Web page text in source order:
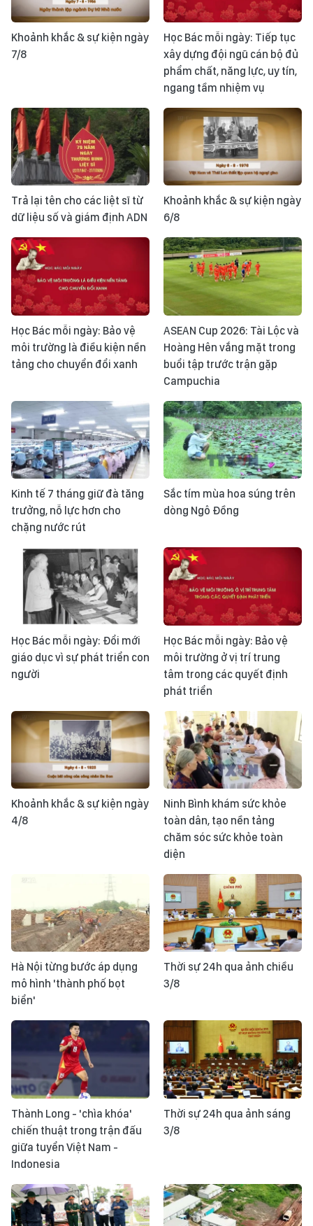
Khoảnh khắc & sự kiện ngày
7/8
Học Bác mỗi ngày: Tiếp tục
xây dựng đội ngũ cán bộ đủ
phẩm chất, năng lực, uy tín,
ngang tầm nhiệm vụ
Trả lại tên cho các liệt sĩ từ
dữ liệu số và giám định ADN
Khoảnh khắc & sự kiện ngày
6/8
Học Bác mỗi ngày: Bảo vệ
môi trường là điều kiện nền
tảng cho chuyển đổi xanh
ASEAN Cup 2026: Tài Lộc và
Hoàng Hên vắng mặt trong
buổi tập trước trận gặp
Campuchia
Kinh tế 7 tháng giữ đà tăng
trưởng, nỗ lực hơn cho
chặng nước rút
Sắc tím mùa hoa súng trên
dòng Ngô Đồng
Học Bác mỗi ngày: Đổi mới
giáo dục vì sự phát triển con
người
Học Bác mỗi ngày: Bảo vệ
môi trường ở vị trí trung
tâm trong các quyết định
phát triển
Khoảnh khắc & sự kiện ngày
4/8
Ninh Bình khám sức khỏe
toàn dân, tạo nền tảng
chăm sóc sức khỏe toàn
diện
Hà Nội từng bước áp dụng
mô hình 'thành phố bọt
biển'
Thời sự 24h qua ảnh chiều
3/8
Thành Long - 'chìa khóa'
chiến thuật trong trận đấu
giữa tuyển Việt Nam -
Indonesia
Thời sự 24h qua ảnh sáng
3/8